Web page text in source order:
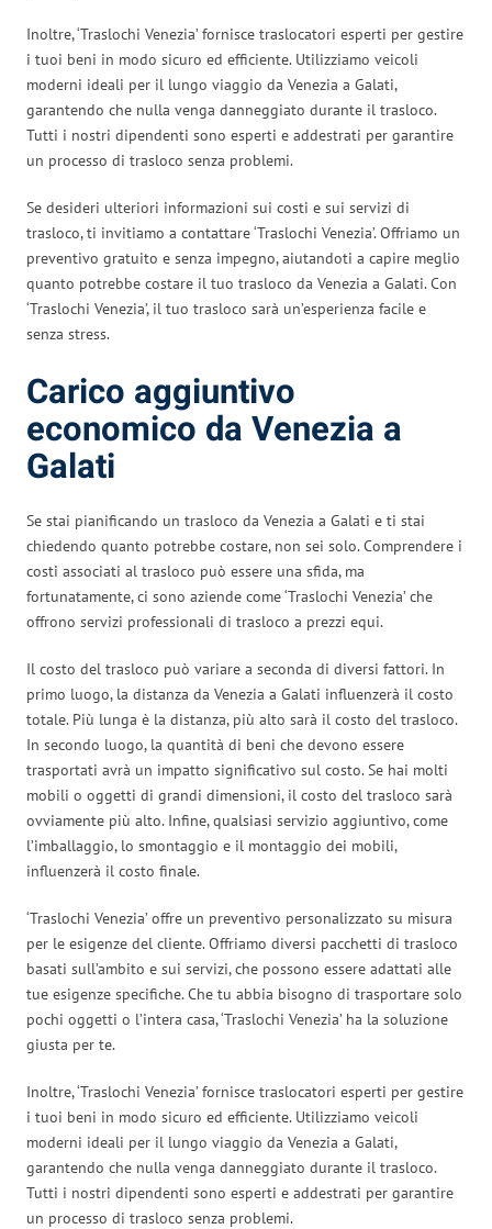
Inoltre, ‘Traslochi Venezia’ fornisce traslocatori esperti per gestire
i tuoi beni in modo sicuro ed efficiente. Utilizziamo veicoli
moderni ideali per il lungo viaggio da Venezia a Galati,
garantendo che nulla venga danneggiato durante il trasloco.
Tutti i nostri dipendenti sono esperti e addestrati per garantire
un processo di trasloco senza problemi.
Se desideri ulteriori informazioni sui costi e sui servizi di
trasloco, ti invitiamo a contattare ‘Traslochi Venezia’. Offriamo un
preventivo gratuito e senza impegno, aiutandoti a capire meglio
quanto potrebbe costare il tuo trasloco da Venezia a Galati. Con
‘Traslochi Venezia’, il tuo trasloco sarà un’esperienza facile e
senza stress.
Carico aggiuntivo
economico da Venezia a
Galati
Se stai pianificando un trasloco da Venezia a Galati e ti stai
chiedendo quanto potrebbe costare, non sei solo. Comprendere i
costi associati al trasloco può essere una sfida, ma
fortunatamente, ci sono aziende come ‘Traslochi Venezia’ che
offrono servizi professionali di trasloco a prezzi equi.
Il costo del trasloco può variare a seconda di diversi fattori. In
primo luogo, la distanza da Venezia a Galati influenzerà il costo
totale. Più lunga è la distanza, più alto sarà il costo del trasloco.
In secondo luogo, la quantità di beni che devono essere
trasportati avrà un impatto significativo sul costo. Se hai molti
mobili o oggetti di grandi dimensioni, il costo del trasloco sarà
ovviamente più alto. Infine, qualsiasi servizio aggiuntivo, come
l’imballaggio, lo smontaggio e il montaggio dei mobili,
influenzerà il costo finale.
‘Traslochi Venezia’ offre un preventivo personalizzato su misura
per le esigenze del cliente. Offriamo diversi pacchetti di trasloco
basati sull’ambito e sui servizi, che possono essere adattati alle
tue esigenze specifiche. Che tu abbia bisogno di trasportare solo
pochi oggetti o l’intera casa, ‘Traslochi Venezia’ ha la soluzione
giusta per te.
Inoltre, ‘Traslochi Venezia’ fornisce traslocatori esperti per gestire
i tuoi beni in modo sicuro ed efficiente. Utilizziamo veicoli
moderni ideali per il lungo viaggio da Venezia a Galati,
garantendo che nulla venga danneggiato durante il trasloco.
Tutti i nostri dipendenti sono esperti e addestrati per garantire
un processo di trasloco senza problemi.